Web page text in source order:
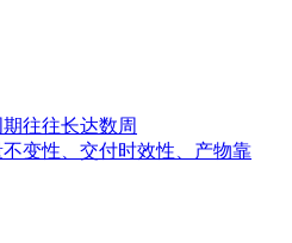
期往往长达数周
变性、交付时效性、产物靠